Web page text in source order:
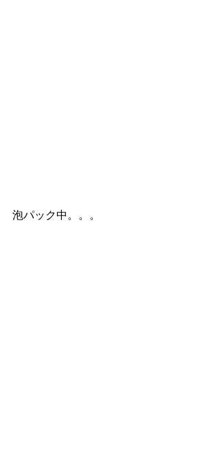
泡パック中。。。